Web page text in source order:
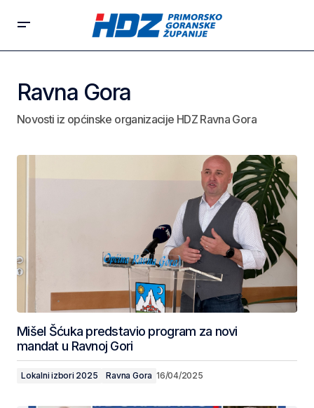
Ravna Gora
Novosti iz općinske organizacije HDZ Ravna Gora
Mišel Šćuka predstavio program za novi
mandat u Ravnoj Gori
Lokalni izbori 2025 Ravna Gora 16/04/2025